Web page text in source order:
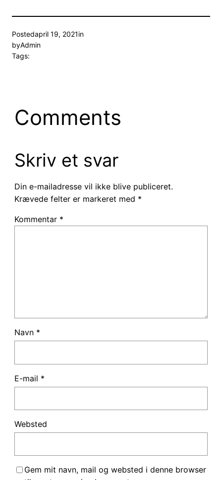
Postedapril 19, 2021in
byAdmin
Tags:
Comments
Skriv et svar
Din e-mailadresse vil ikke blive publiceret.
Krævede felter er markeret med *
Kommentar *
Navn *
E-mail *
Websted
Gem mit navn, mail og websted i denne browser